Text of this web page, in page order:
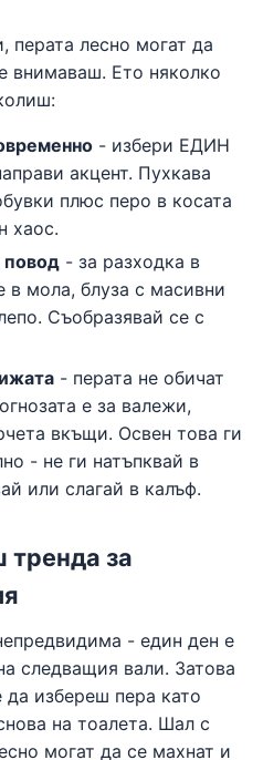
перата лесно могат да
внимаваш. Ето няколко
- избери ЕДИН
акцент. Пухкава
плюс перо в косата
хаос.
повод - за разходка в
в мола, блуза с масивни
Съобразявай се с
- перата не обичат
е за валежи,
вкъщи. Освен това ги
- не ги натъпквай в
или слагай в калъф.
тренда за
- един ден е
следващия вали. Затова
избереш пера като
на тоалета. Шал с
могат да се махнат и